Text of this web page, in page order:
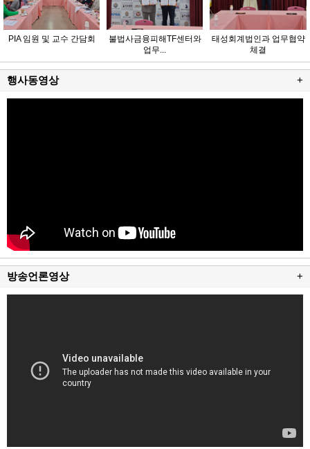
PIA 임원 및 교수 간담회
불법사금융피해TF센터와
업무...
태성회계법인과 업무협약
체결
행사동영상 +
방송언론영상 +